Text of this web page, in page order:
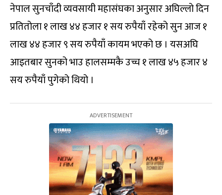
नेपाल सुनचाँदी व्यवसायी महासंघका अनुसार अघिल्लो दिन
प्रतितोला १ लाख ४४ हजार १ सय रुपैयाँ रहेको सुन आज १
लाख ४४ हजार ९ सय रुपैयाँ कायम भएको छ । यसअघि
आइतबार सुनको भाउ हालसम्मकै उच्च १ लाख ४५ हजार ४
सय रुपैयाँ पुगेको थियो ।